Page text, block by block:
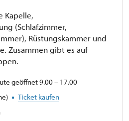
Kapelle,
(Schlafzimmer,
Rüstungskammer und
Zusammen gibt es auf
geöffnet 9.00 – 17.00
Ticket kaufen